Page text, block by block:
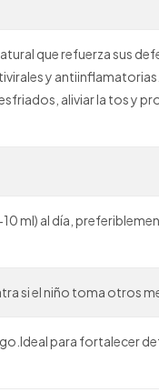
que refuerza sus
y
aliviar la tos y
ml) al día,
si el niño toma otros
para fortalecer